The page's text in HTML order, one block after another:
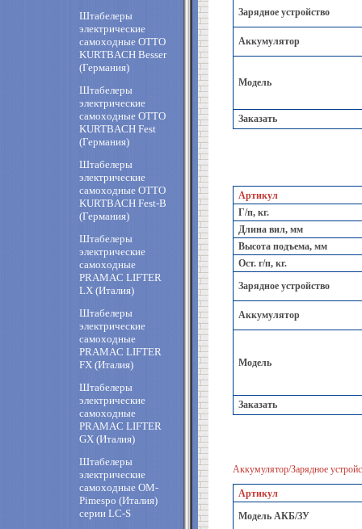
Штабелеры
электрические
самоходные OTTO
KURTBACH Besser
(Германия)
Штабелеры
электрические
самоходные OTTO
KURTBACH Fest
(Германия)
Штабелеры
электрические
самоходные OTTO
KURTBACH Fest-B
(Германия)
Штабелеры
электрические
самоходные
PRAMAC LIFTER
LX (Италия)
Штабелеры
электрические
самоходные
PRAMAC LIFTER
FX (Италия)
Штабелеры
электрические
самоходные
PRAMAC LIFTER
GX (Италия)
Штабелеры
электрические
самоходные OM-
Pimespo (Италия)
cерии LC-S
Зарядное устройство
Аккумулятор
Модель
Заказать
Артикул
Г/п, кг.
Длина вил, мм
Высота подъема, мм
Ост. г/п, кг.
Зарядное устройство
Аккумулятор
Модель
Заказать
Аккумулятор/Зарядное
Артикул
Модель АКБ/ЗУ